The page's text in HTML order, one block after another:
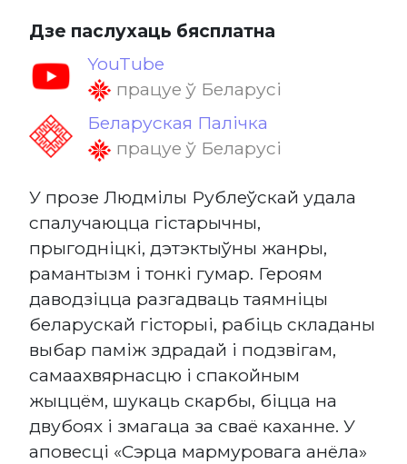
Дзе паслухаць бясплатна
YouTube
працуе ў Беларусі
Беларуская Палічка
працуе ў Беларусі
У прозе Людмілы Рублеўскай удала
спалучаюцца гістарычны,
прыгодніцкі, дэтэктыўны жанры,
рамантызм і тонкі гумар. Героям
даводзіцца разгадваць таямніцы
беларускай гісторыі, рабіць складаны
выбар паміж здрадай і подзвігам,
самаахвярнасцю і спакойным
жыццём, шукаць скарбы, біцца на
двубоях і змагаца за сваё каханне. У
аповесці «Сэрца мармуровага анёла»